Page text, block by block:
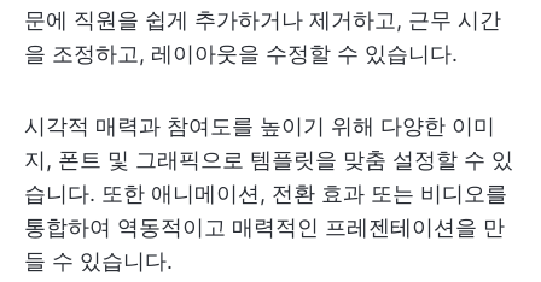
문에 직원을 쉽게 추가하거나 제거하고, 근무 시간
을 조정하고, 레이아웃을 수정할 수 있습니다.
시각적 매력과 참여도를 높이기 위해 다양한 이미
지, 폰트 및 그래픽으로 템플릿을 맞춤 설정할 수 있
습니다. 또한 애니메이션, 전환 효과 또는 비디오를
통합하여 역동적이고 매력적인 프레젠테이션을 만
들 수 있습니다.